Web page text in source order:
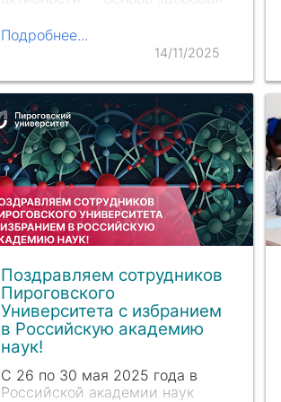
дискуссия, посвященная
Всероссийской инициативе
лекарственное средство»
(ДЕЛС).
Подробнее...
14/11/2025
Поздравляем сотрудников
Пироговского
Университета с избранием
в Российскую академию
наук!
С 26 по 30 мая 2025 года в
Российской академии наук